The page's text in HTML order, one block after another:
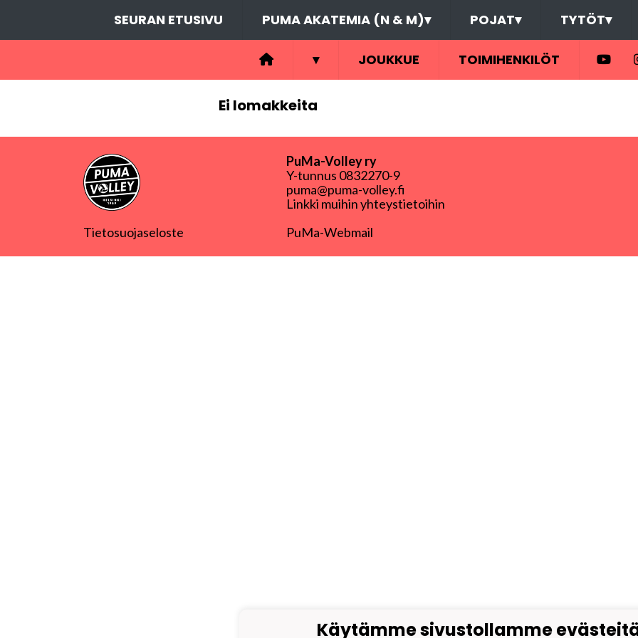
SEURAN ETUSIVU PUMA AKATEMIA (N & M)▾ POJAT▾ TYTÖT▾
▾ JOUKKUE TOIMIHENKILÖT
Ei lomakkeita
Tietosuojaseloste
PuMa-Volley ry
Y-tunnus 0832270-9
puma@puma-volley.fi
Linkki muihin yhteystietoihin
PuMa-Webmail
Käytämme sivustollamme